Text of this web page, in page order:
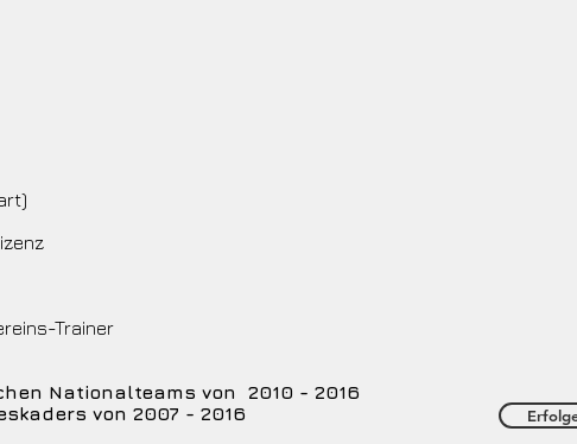
Trainer
Nationalteams von 2010 - 2016
von 2007 - 2016